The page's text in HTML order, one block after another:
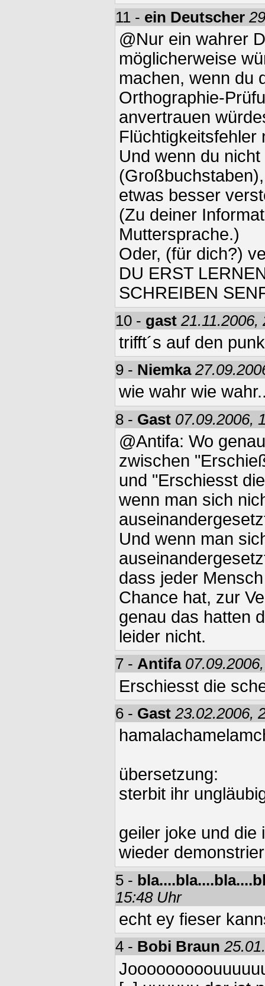
11 - ein Deutscher
@Nur ein wahrer
möglicherweise
machen, wenn du
Orthographie-
anvertrauen
Flüchtigkeitsfehler
Und wenn du
etwas besser
(Zu deiner
Muttersprache.)
Oder, (für dich?)
DU ERST
SCHREIBEN
10 - gast 21.11.2006,
trifft´s auf den
9 - Niemka
wie wahr wie
8 - Gast 07.09.2006,
@Antifa: Wo
zwischen
und "Erschiesst
wenn man sich
Und wenn man
dass jeder
Chance hat, zur
genau das hatten
leider nicht.
7 - Antifa
Erschiesst die
6 - Gast 23.02.2006,
übersetzung:
sterbit ihr
geiler joke und die
wieder
5 -
15:48 Uhr
echt ey fieser
4 - Bobi Braun